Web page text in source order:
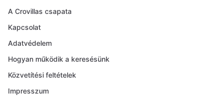
A Crovillas csapata
Kapcsolat
Adatvédelem
Hogyan működik a keresésünk
Közvetítési feltételek
Impresszum